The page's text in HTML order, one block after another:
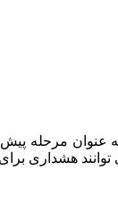
عنوان مرحله
هشداری